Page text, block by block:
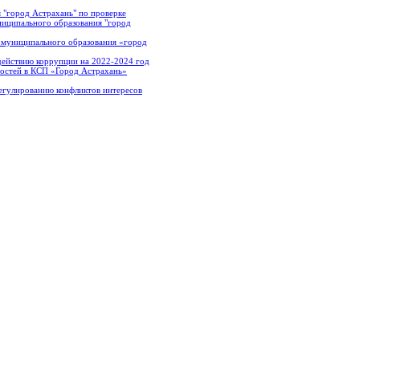
Астрахань" по проверке
образования "город
образования «город
коррупции на 2022-2024 год
в КСП «Город Астрахань»
конфликтов интересов